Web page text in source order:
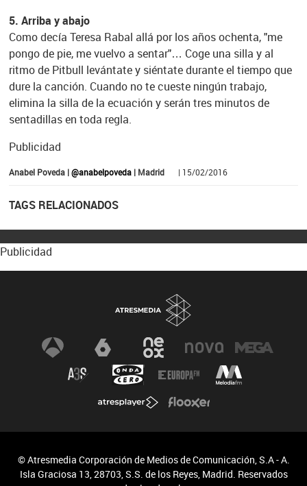
5. Arriba y abajo
Como decía Teresa Rabal allá por los años ochenta, "me
pongo de pie, me vuelvo a sentar"… Coge una silla y al
ritmo de Pitbull levántate y siéntate durante el tiempo que
dure la canción. Cuando no te cueste ningún trabajo,
elimina la silla de la ecuación y serán tres minutos de
sentadillas en toda regla.
Publicidad
Anabel Poveda |@anabelpoveda| Madrid | 15/02/2016
TAGS RELACIONADOS
Publicidad
© Atresmedia Corporación de Medios de Comunicación, S.A - A.
Isla Graciosa 13, 28703, S.S. de los Reyes, Madrid. Reservados